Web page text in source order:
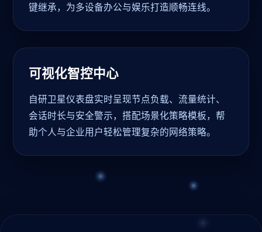
键继承，为多设备办公与娱乐打造顺畅连线。
可视化智控中心
自研卫星仪表盘实时呈现节点负载、流量统计、
会话时长与安全警示，搭配场景化策略模板，帮
助个人与企业用户轻松管理复杂的网络策略。